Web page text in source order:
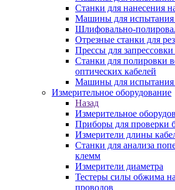
Станки для нанесения
Машины для испытания
Шлифовально-
Отрезные станки для
Прессы для запрессовки
Станки для полировки
оптических кабелей
Машины для испытания
Измерительное оборудование
Назад
Измерительное
Приборы для проверки
Измерители длины
Станки для анализа
клемм
Измерители диаметра
Тестеры силы обжима
проводов